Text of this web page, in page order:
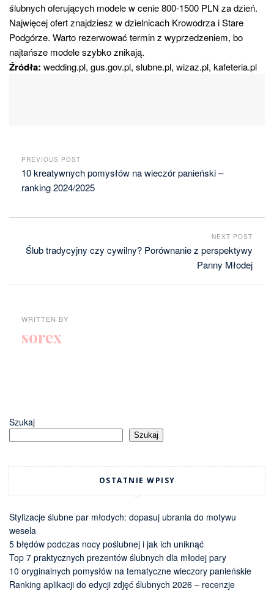
ślubnych oferujących modele w cenie 800-1500 PLN za dzień.
Najwięcej ofert znajdziesz w dzielnicach Krowodrza i Stare
Podgórze. Warto rezerwować termin z wyprzedzeniem, bo
najtańsze modele szybko znikają.
Źródła: wedding.pl, gus.gov.pl, slubne.pl, wizaz.pl, kafeteria.pl
PREVIOUS POST
10 kreatywnych pomysłów na wieczór panieński –
ranking 2024/2025
NEXT POST
Ślub tradycyjny czy cywilny? Porównanie z perspektywy
Panny Młodej
WRITTEN BY
sorex
Szukaj
Szukaj
OSTATNIE WPISY
Stylizacje ślubne par młodych: dopasuj ubrania do motywu
wesela
5 błędów podczas nocy poślubnej i jak ich uniknąć
Top 7 praktycznych prezentów ślubnych dla młodej pary
10 oryginalnych pomysłów na tematyczne wieczory panieńskie
Ranking aplikacji do edycji zdjęć ślubnych 2026 – recenzje